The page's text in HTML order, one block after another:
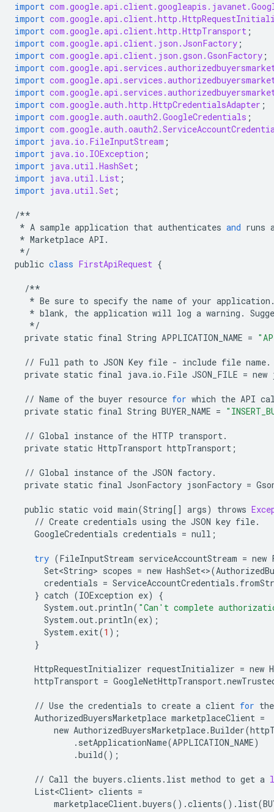
import
import
import com.google.api.client.http.HttpTransport ;
import com.google.api.client.json.JsonFactory ;
import com.google.api.client.json.gson.GsonFactory ;
import
import
import
import com.google.auth.http.HttpCredentialsAdapter ;
import com.google.auth.oauth2.GoogleCredentials ;
import
import java.io.FileInputStream ;
import java.io.IOException ;
import java.util.HashSet ;
import java.util.List ;
import java.util.Set ;
/**
* A sample application that authenticates and runs
* Marketplace API .
*/
public class FirstApiRequest {
/**
* Be sure to specify the name of your application
* blank, the application will log a warning .
*/
private static final String APPLICATION_NAME =
// Full path to JSON Key file - include file name.
private static final java. io . File JSON_FILE = new
// Name of the buyer resource for which the API
private static final String BUYER_NAME =
// Global instance of the HTTP transport.
private static HttpTransport httpTransport ;
// Global instance of the JSON factory.
private static final JsonFactory jsonFactory =
public static void main(String[] args) throws
// Create credentials using the JSON key file.
GoogleCredentials credentials = null ;
try (FileInputStream serviceAccountStream = new
Set<String> scopes = new HashSet<>(
credentials = ServiceAccountCredentials .
} catch (IOException ex)
{
System .out.println( "Can't complete
System .out.println(ex);
System . exit(1 );
}
HttpRequestInitializer requestInitializer = new
httpTransport = GoogleNetHttpTransport.
// Use the credentials to create a client for the
AuthorizedBuyersMarketplace marketplaceClient =
new AuthorizedBuyersMarketplace.Builder(
. setApplicationName(APPLICATION_NAME)
.build();
// Call the buyers .clients . list method to get a
List<Client> clients =
marketplaceClient.buyers() .clients() . list(